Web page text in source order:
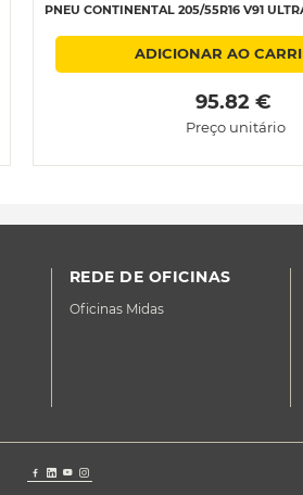
PNEU CONTINENTAL 205/55R16 V91
ADICIONAR AO
95.82 €
Preço unitário
REDE DE OFICINAS
Oficinas Midas